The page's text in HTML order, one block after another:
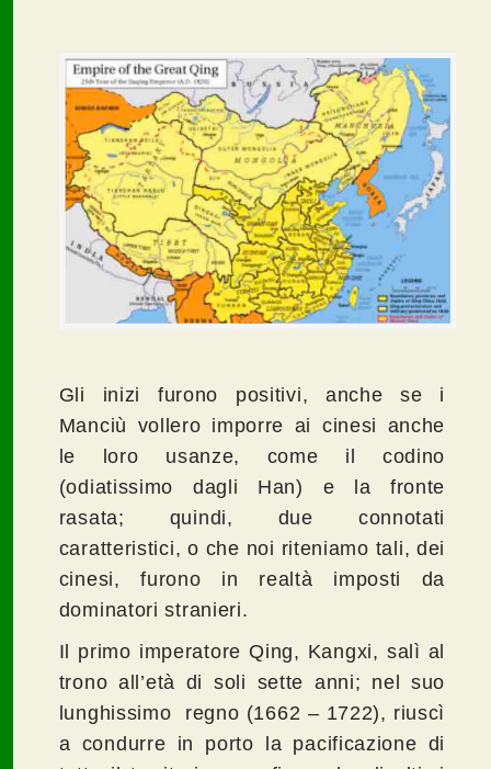
Gli inizi furono positivi, anche se i
Manciù vollero imporre ai cinesi anche
le loro usanze, come il codino
(odiatissimo dagli Han) e la fronte
rasata; quindi, due connotati
caratteristici, o che noi riteniamo tali, dei
cinesi, furono in realtà imposti da
dominatori stranieri.
Il primo imperatore Qing, Kangxi, salì al
trono all’età di soli sette anni; nel suo
lunghissimo regno (1662 – 1722), riuscì
a condurre in porto la pacificazione di